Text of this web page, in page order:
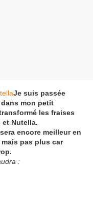
Je suis passée
mon petit
les fraises
Nutella.
encore meilleur en
pas plus car
: